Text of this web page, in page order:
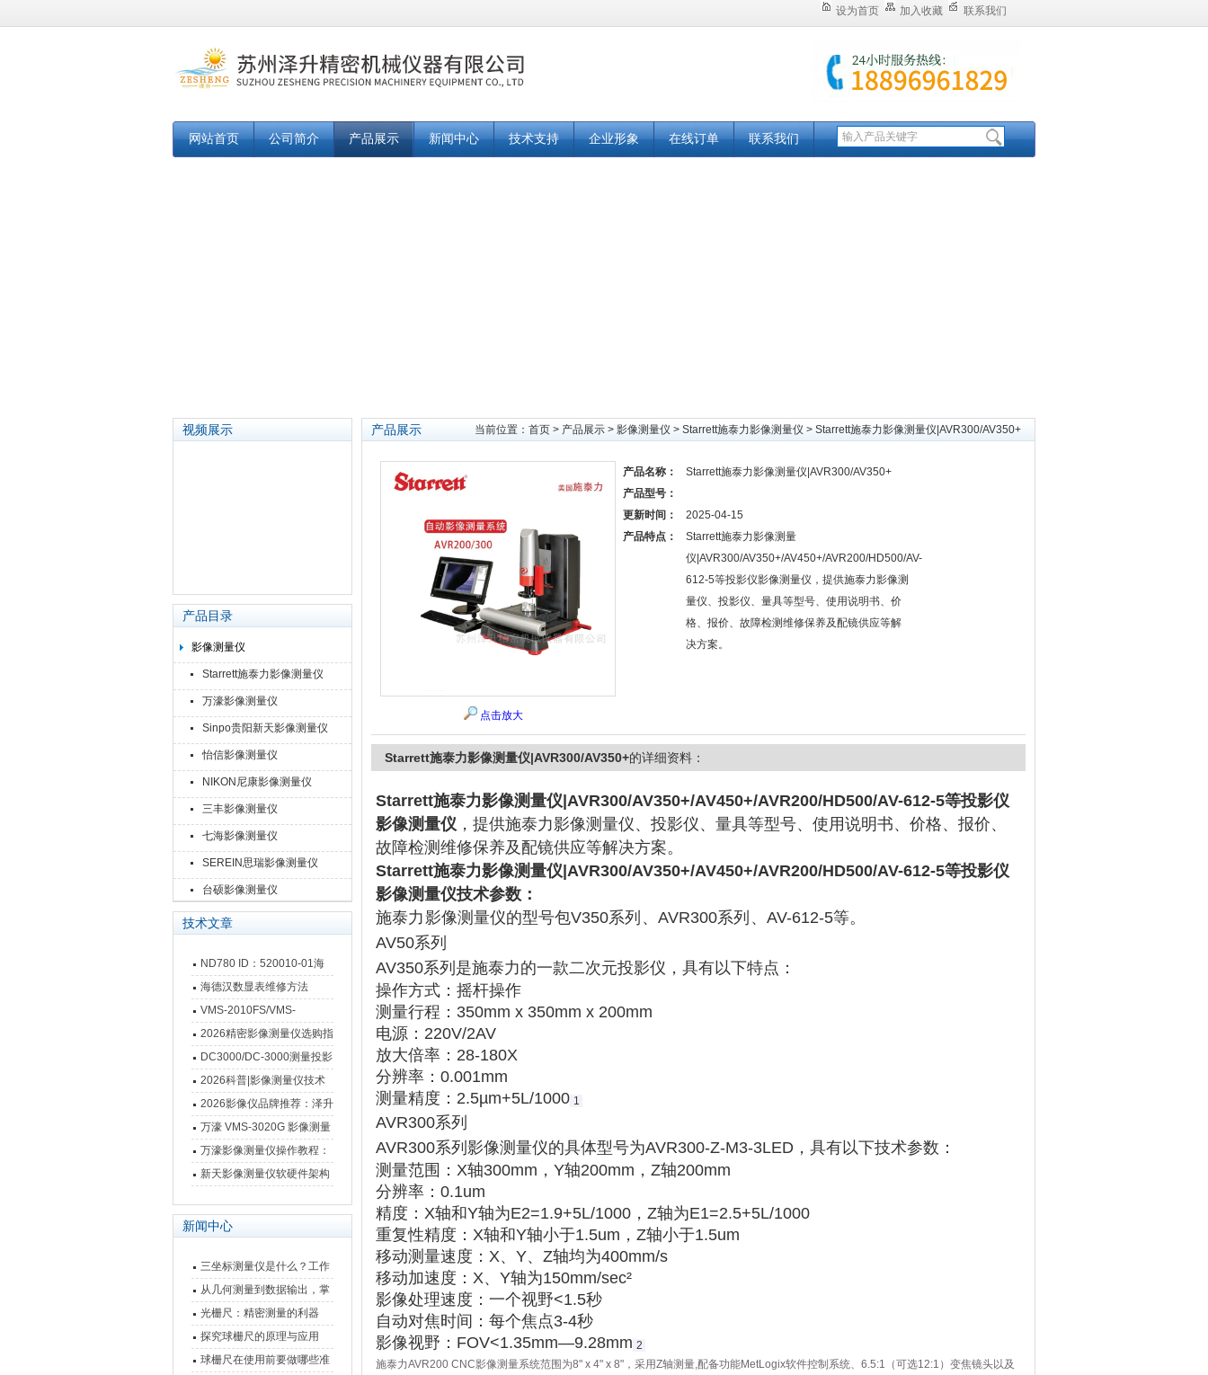
设为首页 加入收藏 联系我们
网站首页 公司简介 产品展示 新闻中心 技术支持 企业形象 在线订单 联系我们
视频展示
产品目录
影像测量仪
Starrett施泰力影像测量仪
万濠影像测量仪
Sinpo贵阳新天影像测量仪
怡信影像测量仪
NIKON尼康影像测量仪
三丰影像测量仪
七海影像测量仪
SEREIN思瑞影像测量仪
台硕影像测量仪
技术文章
ND780 ID：520010-01海
德汉数显表故障维修内容
海德汉数显表维修方法
VMS-2010FS/VMS-
3020FS/VMS-4030FS手动
影像测量仪技术参数
2026精密影像测量仪选购指
南 靠谱品牌一站式选型推荐
DC3000/DC-3000测量投影
仪万濠数据处理器数显表故
障维修方法
2026科普|影像测量仪技术
原理、分类及选型应用
2026影像仪品牌推荐：泽升
影像测量仪选型指南
万濠 VMS-3020G 影像测量
仪技术规格与应用解析
万濠影像测量仪操作教程：
从开机到出报告，新手也能
新天影像测量仪软硬件架构
新闻中心
三坐标测量仪是什么？工作
原理、分类与核心功能一次
讲清
从几何测量到数据输出，掌
握万濠影像测量仪的六大核
心能力
光栅尺：精密测量的利器
探究球栅尺的原理与应用
球栅尺在使用前要做哪些准
产品展示 当前位置： 首页 > 产品展示 > 影像测量仪 > Starrett施泰力影像测量仪 > Starrett施泰力影像测量仪|AVR300/AV350+
点击放大
产品名称：
Starrett施泰力影像测量仪|AVR300/AV350+
产品型号：
更新时间：
2025-04-15
产品特点：
Starrett施泰力影像测量
仪|AVR300/AV350+/AV450+/AVR200/HD500/AV-
612-5等投影仪影像测量仪，提供施泰力影像测
量仪、投影仪、量具等型号、使用说明书、价
格、报价、故障检测维修保养及配镜供应等解
决方案。
Starrett施泰力影像测量仪|AVR300/AV350+的详细资料：
Starrett施泰力影像测量仪|AVR300/AV350+/AV450+/AVR200/HD500/AV-612-5等投影仪
影像测量仪 ，提供施泰力影像测量仪、投影仪、量具等型号、使用说明书、价格、报价、
故障检测维修保养及配镜供应等解决方案。
Starrett施泰力影像测量仪|AVR300/AV350+/AV450+/AVR200/HD500/AV-612-5等投影仪
影像测量仪技术参数：
施泰力影像测量仪的型号包V350系列 、AVR300系列 、 AV-612-5等‌。
AV50系列
AV350系列是施泰力的一款二次元投影仪，具有以下特点：
操作方式 ‌：摇杆操作
测量行程 ‌：350mm x 350mm x 200mm
电源 ‌：220V/2AV
放大倍率 ‌：28-180X
分辨率 ‌：0.001mm
测量精度 ‌：2.5µm+5L/1000‌ 1
AVR300系列
AVR300系列影像测量仪的具体型号为AVR300-Z-M3-3LED，具有以下技术参数：
测量范围 ‌：X轴300mm，Y轴200mm，Z轴200mm
分辨率 ‌：0.1um
精度 ‌：X轴和Y轴为E2=1.9+5L/1000，Z轴为E1=2.5+5L/1000
重复性精度 ‌：X轴和Y轴小于1.5um，Z轴小于1.5um
移动测量速度 ‌：X、Y、Z轴均为400mm/s
移动加速度 ‌：X、Y轴为150mm/sec²
影像处理速度 ‌：一个视野<1.5秒
自动对焦时间 ‌：每个焦点3-4秒
影像视野 ‌：FOV<1.35mm—9.28mm‌ 2
施泰力AVR200 CNC影像测量系统范围为8" x 4" x 8"，采用Z轴测量,配备功能MetLogix软件控制系统、6.5:1（可选12:1）变焦镜头以及